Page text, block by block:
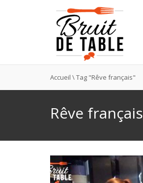
Accueil \Tag "Rêve français"
Rêve français